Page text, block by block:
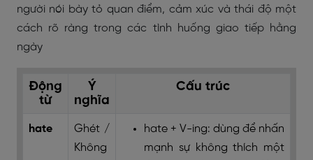
người nói bày tỏ quan điểm, cảm xúc và thái độ một
cách rõ ràng trong các tình huống giao tiếp hằng
ngày
Động
từ
Ý
nghĩa
Cấu trúc
hate
Ghét /
Không
hate + V-ing: dùng để nhấn
mạnh sự không thích một